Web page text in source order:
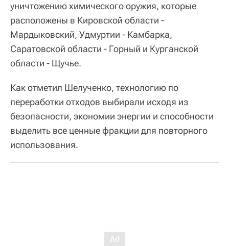
уничтожению химического оружия, которые
расположены в Кировской области -
Мардыковский, Удмуртии - Камбарка,
Саратовской области - Горный и Курганской
области - Щучье.
Как отметил Шелученко, технологию по
переработки отходов выбирали исходя из
безопасности, экономии энергии и способности
выделить все ценные фракции для повторного
использования.